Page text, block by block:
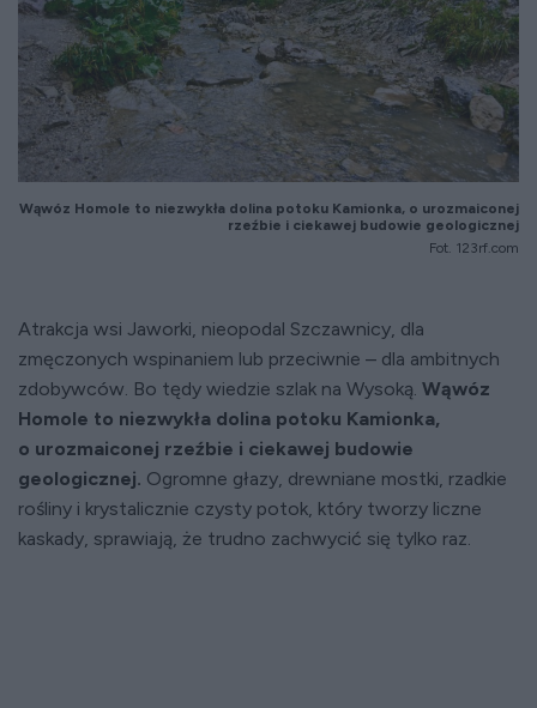
Wąwóz Homole to niezwykła dolina potoku Kamionka, o urozmaiconej
rzeźbie i ciekawej budowie geologicznej
Fot. 123rf.com
Atrakcja wsi Jaworki, nieopodal Szczawnicy, dla
zmęczonych wspinaniem lub przeciwnie – dla ambitnych
zdobywców. Bo tędy wiedzie szlak na Wysoką. Wąwóz
Homole to niezwykła dolina potoku Kamionka,
o urozmaiconej rzeźbie i ciekawej budowie
geologicznej. Ogromne głazy, drewniane mostki, rzadkie
rośliny i krystalicznie czysty potok, który tworzy liczne
kaskady, sprawiają, że trudno zachwycić się tylko raz.